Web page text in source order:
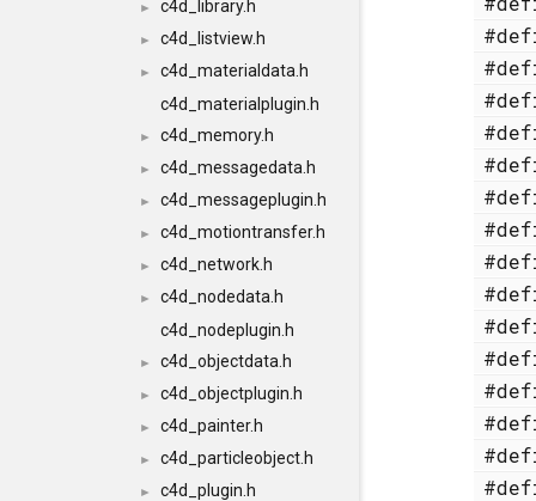
► c4d_library.h
► c4d_listview.h
►
c4d_materialdata.h
c4d_materialplugin.h
► c4d_memory.h
► c4d_messagedata.h
► c4d_messageplugin.h
► c4d_motiontransfer.h
► c4d_network.h
►
c4d_nodedata.h
c4d_nodeplugin.h
► c4d_objectdata.h
► c4d_objectplugin.h
► c4d_painter.h
► c4d_particleobject.h
► c4d_plugin.h